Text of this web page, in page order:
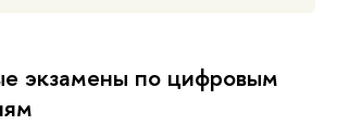
экзамены по цифровым